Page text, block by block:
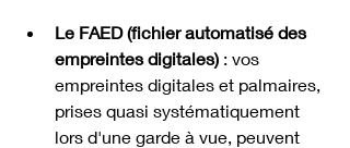
Le FAED (fichier automatisé des
empreintes digitales) : vos
empreintes digitales et palmaires,
prises quasi systématiquement
lors d'une garde à vue, peuvent